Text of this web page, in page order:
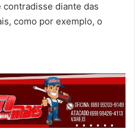
diante das
como por exemplo, o